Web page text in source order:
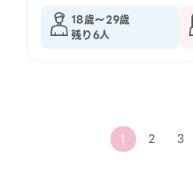
18歳〜29歳
残り6人
1 2 3